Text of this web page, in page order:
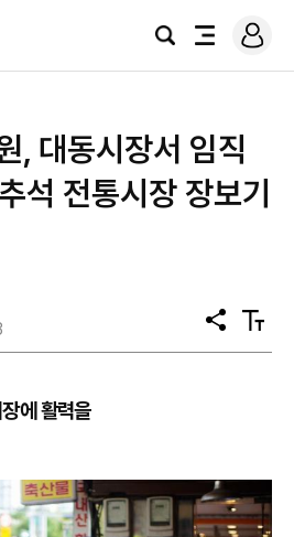
검
전
로
그
, 대동시장서 임직
석 전통시장 장보기
공
유
텍
스
에 활력을